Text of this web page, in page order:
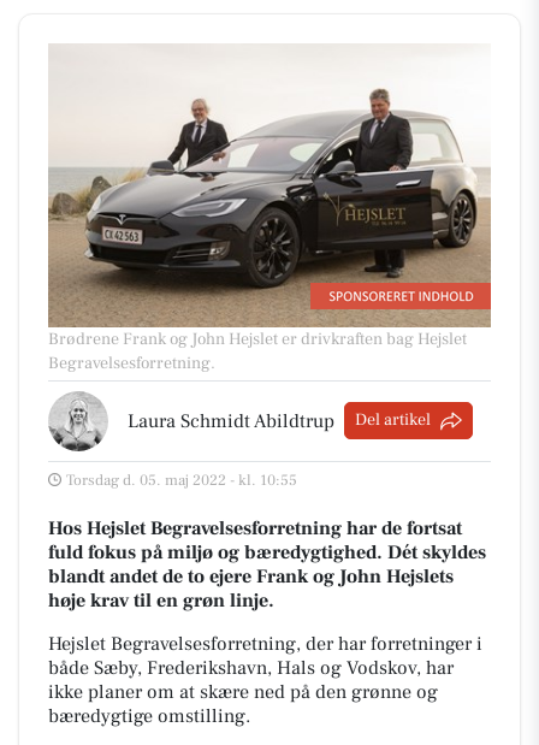
Brødrene Frank og John Hejslet er drivkraften bag Hejslet
Begravelsesforretning.
Laura Schmidt Abildtrup Del artikel
Torsdag d. 05. maj 2022 - kl. 10:55
Hos Hejslet Begravelsesforretning har de fortsat
fuld fokus på miljø og bæredygtighed. Dét skyldes
blandt andet de to ejere Frank og John Hejslets
høje krav til en grøn linje.
Hejslet Begravelsesforretning, der har forretninger i
både Sæby, Frederikshavn, Hals og Vodskov, har
ikke planer om at skære ned på den grønne og
bæredygtige omstilling.